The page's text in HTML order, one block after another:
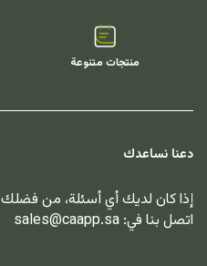
منتجات متنوعة
دعنا نساعدك
إذا كان لديك أي أسئلة، من فضلك
اتصل بنا في: sales@caapp.sa